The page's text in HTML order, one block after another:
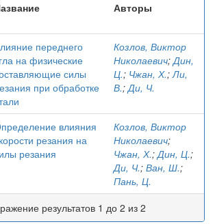
Авторы
переднего
на физические
силы
при обработке
Козлов, Виктор
Николаевич;Дин,
Ц.; Чжан, Х.;Ли,
В.;Ди, Ч.
влияния
резания на
резания
Козлов, Виктор
Николаевич;
Чжан, Х.;Дин, Ц.;
Ди, Ч.; Ван, Ш.;
Пань, Ц.
результатов 1 до 2 из 2